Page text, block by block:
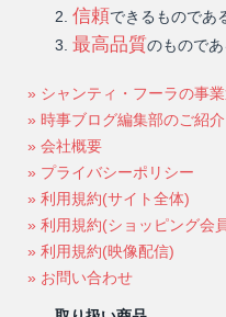
信頼できるものであ
最高品質のものであ
» シャンティ・フーラの事
» 時事ブログ編集部のご紹介
» 会社概要
» プライバシーポリシー
» 利用規約(サイト全体)
» 利用規約(ショッピング会
» 利用規約(映像配信)
» お問い合わせ